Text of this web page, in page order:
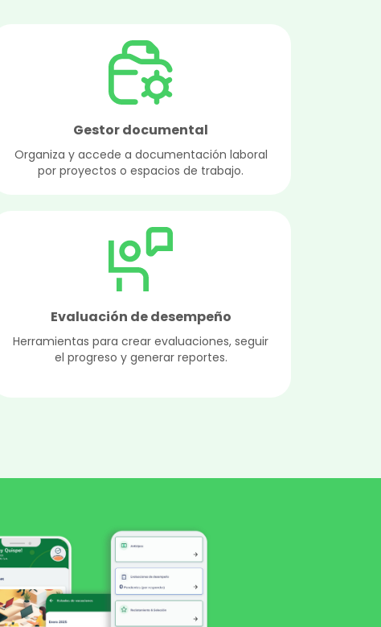
Gestor documental
Organiza y accede a documentación laboral
por proyectos o espacios de trabajo.
Evaluación de desempeño
Herramientas para crear evaluaciones, seguir
el progreso y generar reportes.